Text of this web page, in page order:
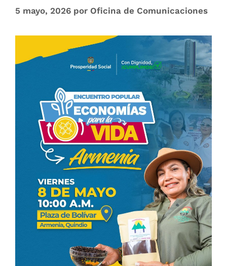
5 mayo, 2026 por Oficina de Comunicaciones